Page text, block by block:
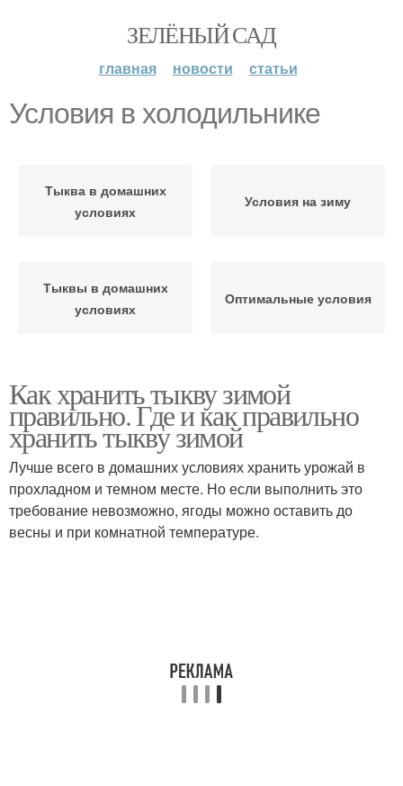
ЗЕЛЁНЫЙ САД
главная новости статьи
Условия в холодильнике
Тыква в домашних
условиях
Условия на зиму
Тыквы в домашних
условиях
Оптимальные условия
Как хранить тыкву зимой
правильно. Где и как правильно
хранить тыкву зимой
Лучше всего в домашних условиях хранить урожай в
прохладном и темном месте. Но если выполнить это
требование невозможно, ягоды можно оставить до
весны и при комнатной температуре.